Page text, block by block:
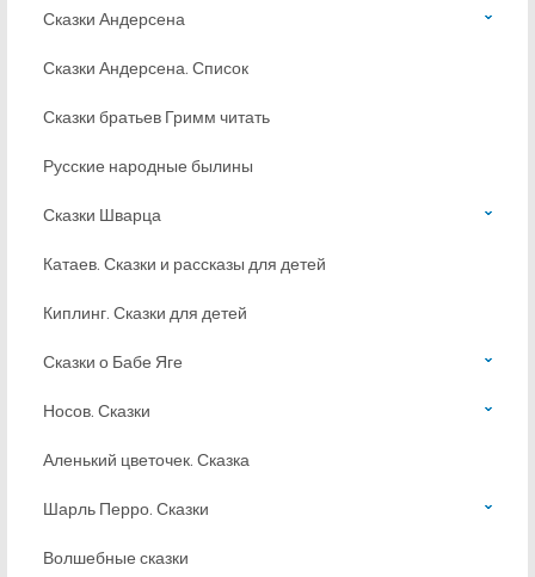
Сказки Андерсена
Сказки Андерсена. Список
Сказки братьев Гримм читать
Русские народные былины
Сказки Шварца
Катаев. Сказки и рассказы для детей
Киплинг. Сказки для детей
Сказки о Бабе Яге
Носов. Сказки
Аленький цветочек. Сказка
Шарль Перро. Сказки
Волшебные сказки